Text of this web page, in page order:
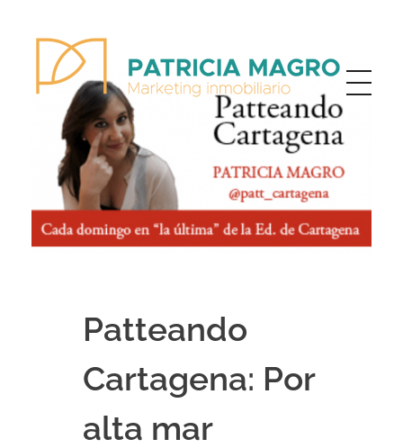
Patteando
Cartagena: Por
alta mar